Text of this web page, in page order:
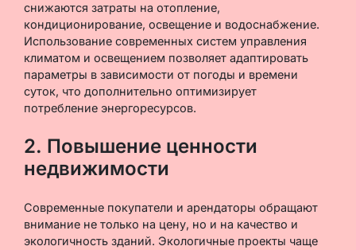
снижаются затраты на отопление,
кондиционирование, освещение и водоснабжение.
Использование современных систем управления
климатом и освещением позволяет адаптировать
параметры в зависимости от погоды и времени
суток, что дополнительно оптимизирует
потребление энергоресурсов.
2. Повышение ценности
недвижимости
Современные покупатели и арендаторы обращают
внимание не только на цену, но и на качество и
экологичность зданий. Экологичные проекты чаще